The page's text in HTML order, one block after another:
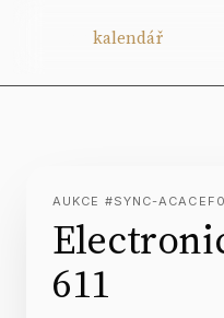
kalendář
AUKCE #SYNC-
611